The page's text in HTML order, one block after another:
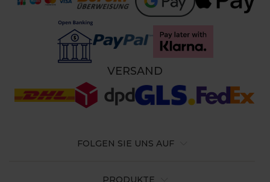
FOLGEN SIE UNS AUF
VERSAND